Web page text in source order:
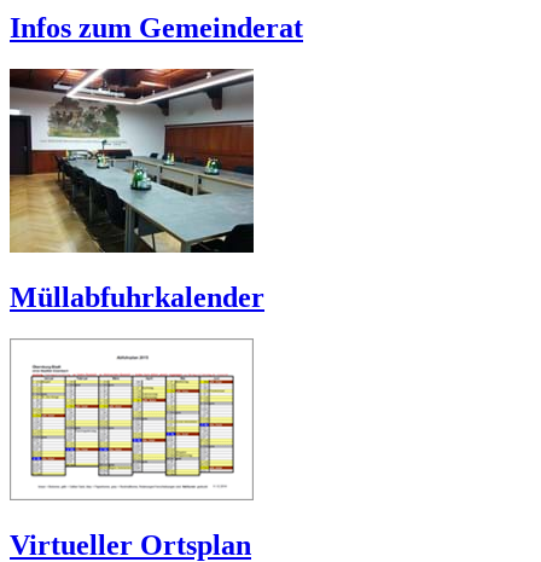
Infos zum Gemeinderat
Müllabfuhrkalender
Virtueller Ortsplan